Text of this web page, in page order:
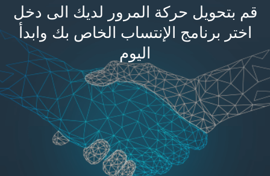
قم بتحويل حركة المرور لديك الى دخل
اختر برنامج الإنتساب الخاص بك وابدأ
اليوم